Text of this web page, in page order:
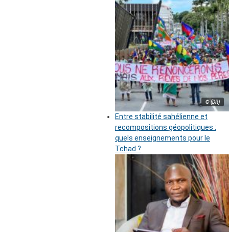
© (DR)
Entre stabilité sahélienne et
recompositions géopolitiques :
quels enseignements pour le
Tchad ?